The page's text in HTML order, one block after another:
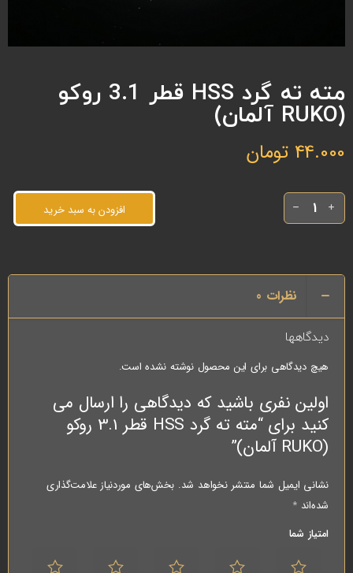
مته ته گرد HSS قطر 3.1 روکو
(RUKO آلمان)
44.000 تومان
افزودن به سبد خرید
نظرات 0
دیدگاهها
هیچ دیدگاهی برای این محصول نوشته نشده است.
اولین نفری باشید که دیدگاهی را ارسال می
کنید برای “مته ته گرد HSS قطر 3.1 روکو
(RUKO آلمان)”
نشانی ایمیل شما منتشر نخواهد شد. بخش‌های موردنیاز علامت‌گذاری
شده‌اند*
امتیاز شما